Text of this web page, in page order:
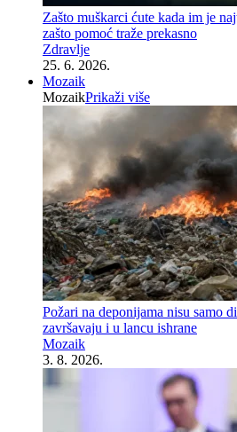
Zašto muškarci ćute kada im je
zašto pomoć traže prekasno
Zdravlje
25. 6. 2026.
Mozaik
MozaikPrikaži više
Požari na deponijama nisu samo
završavaju i u lancu ishrane
Mozaik
3. 8. 2026.